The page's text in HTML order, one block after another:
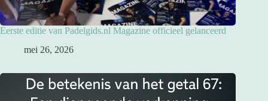
Eerste editie van Padelgids.nl Magazine officieel gelanceerd
mei 26, 2026